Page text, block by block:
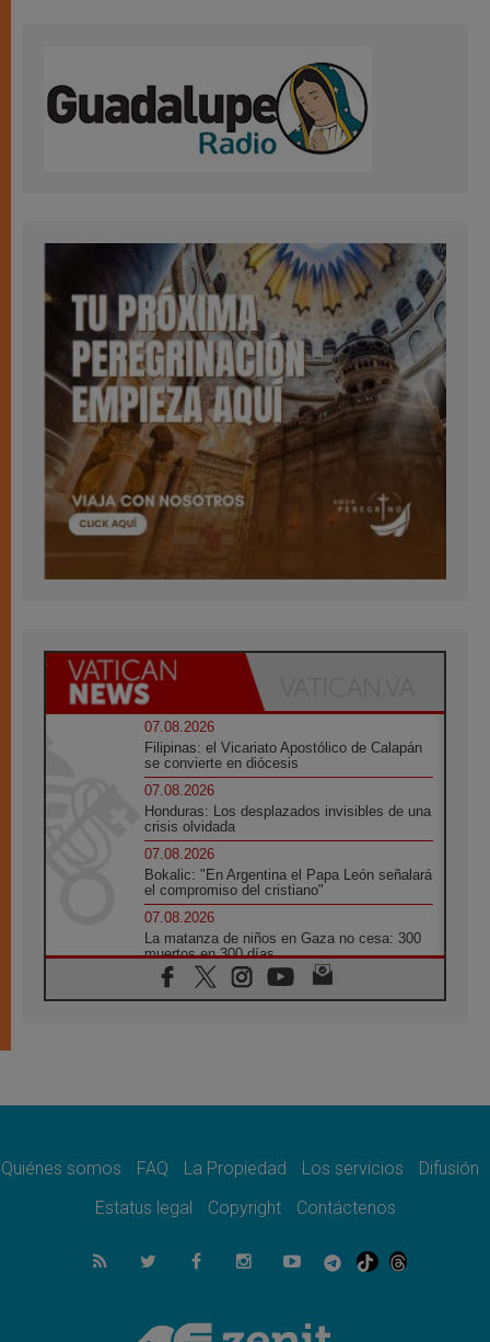
07.08.2026
Filipinas: el Vicariato Apostólico de Calapán
se convierte en diócesis
07.08.2026
Honduras: Los desplazados invisibles de una
crisis olvidada
07.08.2026
Bokalic: "En Argentina el Papa León señalará
el compromiso del cristiano"
07.08.2026
La matanza de niños en Gaza no cesa: 300
muertos en 300 días
07.08.2026
Tagle: La guerra desfigura el mundo, solo la
como misión al servicio del Evangelio
SIGNIS 2026, dar voz a las religiosas en el
07.08.2026
Lanzan un proyecto de empoderamiento
Programa oficial del Viaje Apostólico del
Quiénes somos FAQ La Propiedad Los servicios
Difusión
Estatus legal
Copyright Contáctenos